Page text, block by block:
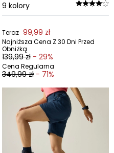
9 kolory
Teraz 99,99 zł
Najniższa Cena Z 30 Dni Przed
Obniżką
139,99 zł - 29%
Cena Regularna
349,99 zł - 71%